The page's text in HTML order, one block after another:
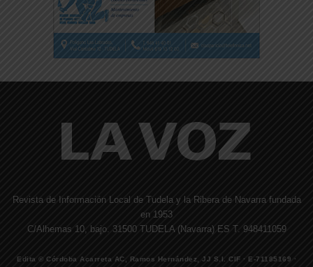
Revista de Información Local de Tudela y la Ribera de Navarra fundada
en 1953
C/Alhemas 10, bajo. 31500 TUDELA (Navarra) ES T. 948411059
Edita © Córdoba Acarreta AC, Ramos Hernández, JJ S.I. CIF · E-71185169 ·